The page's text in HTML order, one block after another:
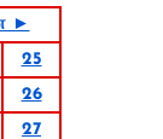
►
25
26
27